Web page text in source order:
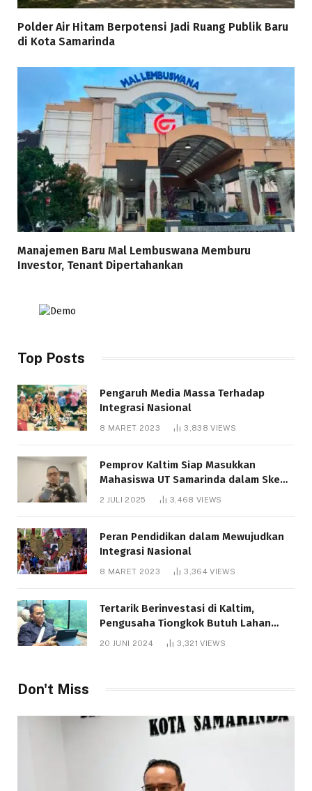
Polder Air Hitam Berpotensi Jadi Ruang Publik Baru
di Kota Samarinda
Manajemen Baru Mal Lembuswana Memburu
Investor, Tenant Dipertahankan
Top Posts
Pengaruh Media Massa Terhadap
Integrasi Nasional
8 MARET 2023 3,838VIEWS
Pemprov Kaltim Siap Masukkan
Mahasiswa UT Samarinda dalam Skema
Bantuan Pendidikan Gratispol
2 JULI 2025 3,468 VIEWS
Peran Pendidikan dalam Mewujudkan
Integrasi Nasional
8 MARET 2023 3,364VIEWS
Tertarik Berinvestasi di Kaltim,
Pengusaha Tiongkok Butuh Lahan
1.000 Hektare
20 JUNI 2024 3,321VIEWS
Don't Miss